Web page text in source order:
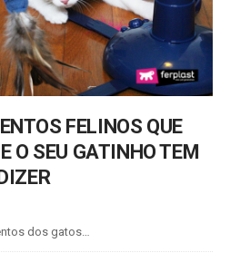
FELINOS QUE
O SEU GATINHO TEM
dos gatos…